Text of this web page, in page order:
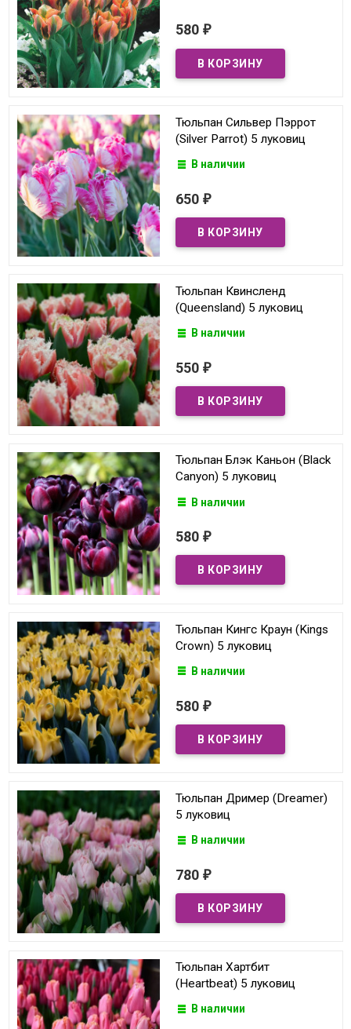
580 ₽
Тюльпан Сильвер Пэррот
(Silver Parrot) 5 луковиц
В наличии
650 ₽
Тюльпан Квинсленд
(Queensland) 5 луковиц
В наличии
550 ₽
Тюльпан Блэк Каньон (Black
Canyon) 5 луковиц
В наличии
580 ₽
Тюльпан Кингс Краун (Kings
Crown) 5 луковиц
В наличии
580 ₽
Тюльпан Дример (Dreamer)
5 луковиц
В наличии
780 ₽
Тюльпан Хартбит
(Heartbeat) 5 луковиц
В наличии